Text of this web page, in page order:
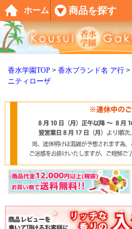
香水学園TOP 香水ブランド名 ア行
ニティローザ
ホーム 商品を探す